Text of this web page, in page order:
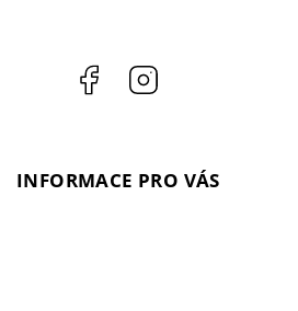
Facebook
INFORMACE PRO VÁS